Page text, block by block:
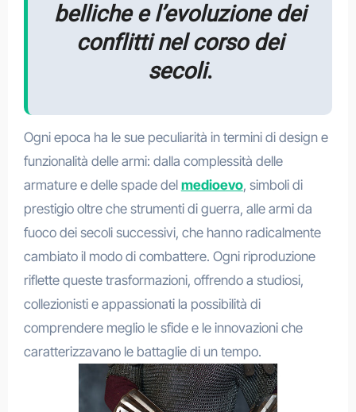
belliche e l’evoluzione dei
conflitti nel corso dei
secoli.
Ogni epoca ha le sue peculiarità in termini di design e
funzionalità delle armi: dalla complessità delle
armature e delle spade del medioevo, simboli di
prestigio oltre che strumenti di guerra, alle armi da
fuoco dei secoli successivi, che hanno radicalmente
cambiato il modo di combattere. Ogni riproduzione
riflette queste trasformazioni, offrendo a studiosi,
collezionisti e appassionati la possibilità di
comprendere meglio le sfide e le innovazioni che
caratterizzavano le battaglie di un tempo.